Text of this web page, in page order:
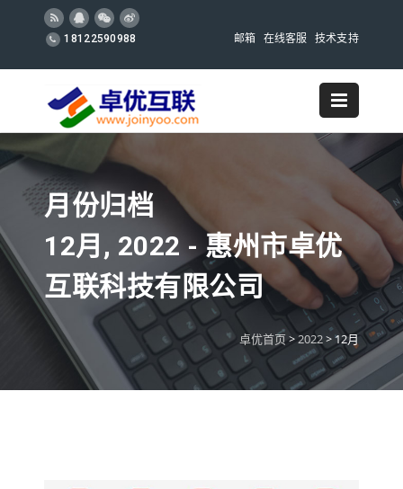
18122590988 邮箱 在线客服 技术支持
月份归档
12月, 2022 - 惠州市卓优
互联科技有限公司
卓优首页>2022>12月